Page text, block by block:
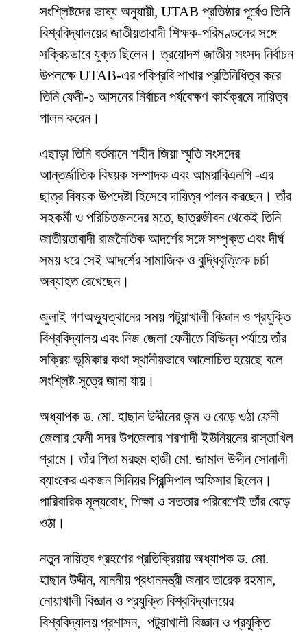
সংশ্লিষ্টদের ভাষ্য অনুযায়ী, UTAB প্রতিষ্ঠার পূর্বেও তিনি
বিশ্ববিদ্যালয়ের জাতীয়তাবাদী শিক্ষক-পরিমণ্ডলের সঙ্গে
সক্রিয়ভাবে যুক্ত ছিলেন। ত্রয়োদশ জাতীয় সংসদ নির্বাচন
উপলক্ষে UTAB-এর পবিপ্রবি শাখার প্রতিনিধিত্ব করে
তিনি ফেনী-১ আসনের নির্বাচন পর্যবেক্ষণ কার্যক্রমে দায়িত্ব
পালন করেন।
এছাড়া তিনি বর্তমানে শহীদ জিয়া স্মৃতি সংসদের
আন্তর্জাতিক বিষয়ক সম্পাদক এবং আমরাবিএনপি -এর
ছাত্র বিষয়ক উপদেষ্টা হিসেবে দায়িত্ব পালন করছেন। তাঁর
সহকর্মী ও পরিচিতজনদের মতে, ছাত্রজীবন থেকেই তিনি
জাতীয়তাবাদী রাজনৈতিক আদর্শের সঙ্গে সম্পৃক্ত এবং দীর্ঘ
সময় ধরে সেই আদর্শের সামাজিক ও বুদ্ধিবৃত্তিক চর্চা
অব্যাহত রেখেছেন।
জুলাই গণঅভ্যুত্থানের সময় পটুয়াখালী বিজ্ঞান ও প্রযুক্তি
বিশ্ববিদ্যালয় এবং নিজ জেলা ফেনীতে বিভিন্ন পর্যায়ে তাঁর
সক্রিয় ভূমিকার কথা স্থানীয়ভাবে আলোচিত হয়েছে বলে
সংশ্লিষ্ট সূত্রে জানা যায়।
অধ্যাপক ড. মো. হাছান উদ্দীনের জন্ম ও বেড়ে ওঠা ফেনী
জেলার ফেনী সদর উপজেলার শরশাদী ইউনিয়নের রাস্তাখিল
গ্রামে। তাঁর পিতা মরহুম হাজী মো. জামাল উদ্দীন সোনালী
ব্যাংকের একজন সিনিয়র প্রিন্সিপাল অফিসার ছিলেন।
পারিবারিক মূল্যবোধ, শিক্ষা ও সততার পরিবেশেই তাঁর বেড়ে
ওঠা।
নতুন দায়িত্ব গ্রহণের প্রতিক্রিয়ায় অধ্যাপক ড. মো.
হাছান উদ্দীন, মাননীয় প্রধানমন্ত্রী জনাব তারেক রহমান,
নোয়াখালী বিজ্ঞান ও প্রযুক্তি বিশ্ববিদ্যালয়ের
বিশ্ববিদ্যালয় প্রশাসন, পটুয়াখালী বিজ্ঞান ও প্রযুক্তি